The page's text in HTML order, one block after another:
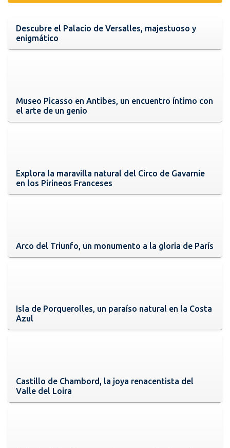
Descubre el Palacio de Versalles, majestuoso y
enigmático
Museo Picasso en Antibes, un encuentro íntimo con
el arte de un genio
Explora la maravilla natural del Circo de Gavarnie
en los Pirineos Franceses
Arco del Triunfo, un monumento a la gloria de París
Isla de Porquerolles, un paraíso natural en la Costa
Azul
Castillo de Chambord, la joya renacentista del
Valle del Loira